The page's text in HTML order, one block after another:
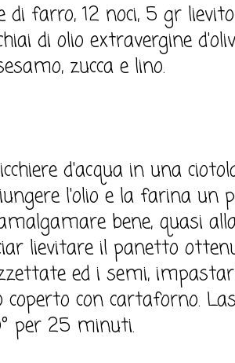
farro, 12 noci, 5 gr
di olio extravergine
zucca e lino.
d'acqua in una
l'olio e la farina un
bene, quasi
lievitare il panetto
ed i semi,
con cartaforno.
per 25 minuti.